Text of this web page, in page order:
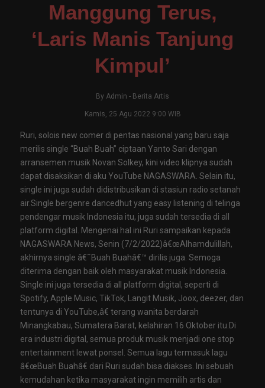
Manggung Terus,
‘Laris Manis Tanjung
Kimpul’
By Admin - Berita Artis
Kamis, 25 Agu 2022 9:00 WIB
Ruri, solois new comer di pentas nasional yang baru saja
merilis single “Buah Buah” ciptaan Yanto Sari dengan
arransemen musik Novan Solkey, kini video klipnya sudah
dapat disaksikan di aku YouTube NAGASWARA. Selain itu,
single ini juga sudah didistribusikan di stasiun radio setanah
air.Single bergenre dancedhut yang easy listening di telinga
pendengar musik Indonesia itu, juga sudah tersedia di all
platform digital. Mengenai hal ini Ruri sampaikan kepada
NAGASWARA News, Senin (7/2/2022)â€œAlhamdulillah,
akhirnya single â€˜Buah Buahâ€™ dirilis juga. Semoga
diterima dengan baik oleh masyarakat musik Indonesia.
Single ini juga tersedia di all platform digital, seperti di
Spotify, Apple Music, TikTok, Langit Musik, Joox, deezer, dan
tentunya di YouTube,â€ terang wanita berdarah
Minangkabau, Sumatera Barat, kelahiran 16 Oktober itu.Di
era industri digital, semua produk musik menjadi one stop
entertainment lewat ponsel. Semua lagu termasuk lagu
â€œBuah Buahâ€ dari Ruri sudah bisa diakses. Ini sebuah
kemudahan ketika masyarakat ingin memilih artis dan